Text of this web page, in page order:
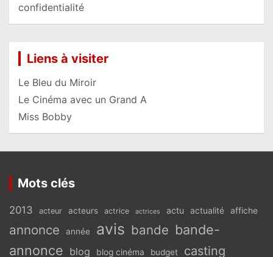
confidentialité
Liens à visiter
Le Bleu du Miroir
Le Cinéma avec un Grand A
Miss Bobby
Mots clés
2013 acteur acteurs actrice actrices actu actualité affiche
annonce année avis bande bande-
annonce blog blog cinéma budget casting